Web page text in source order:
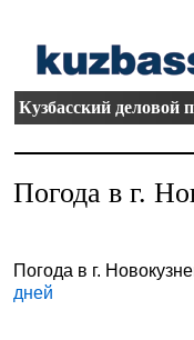
Кузбасский деловой
Погода в г.
Погода в г.
дней